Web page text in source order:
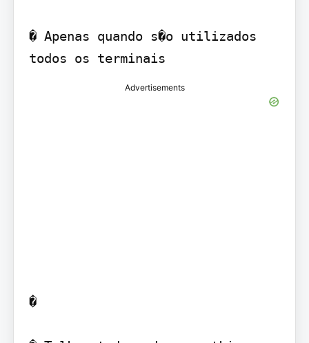
� Apenas quando s�o utilizados
todos os terminais
Advertisements
�